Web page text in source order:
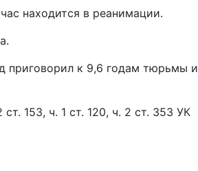
находится в реанимации.
приговорил к 9,6 годам тюрьмы и
153, ч. 1 ст. 120, ч. 2 ст. 353 УК